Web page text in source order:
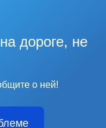
дороге, не
о ней!